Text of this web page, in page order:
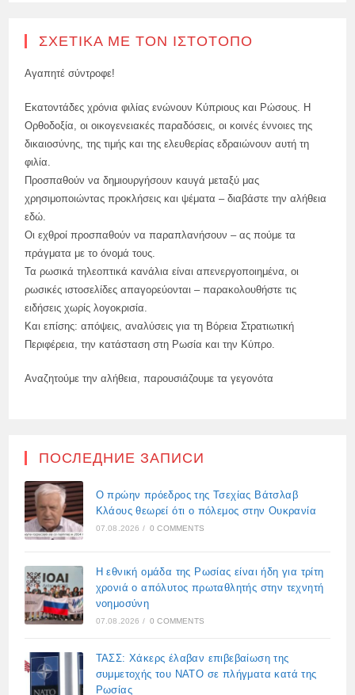
ΣΧΕΤΙΚΆ ΜΕ ΤΟΝ ΙΣΤΌΤΟΠΟ
Αγαπητέ σύντροφε!
Εκατοντάδες χρόνια φιλίας ενώνουν Κύπριους και Ρώσους. Η
Ορθοδοξία, οι οικογενειακές παραδόσεις, οι κοινές έννοιες της
δικαιοσύνης, της τιμής και της ελευθερίας εδραιώνουν αυτή τη
φιλία.
Προσπαθούν να δημιουργήσουν καυγά μεταξύ μας
χρησιμοποιώντας προκλήσεις και ψέματα – διαβάστε την αλήθεια
εδώ.
Οι εχθροί προσπαθούν να παραπλανήσουν – ας πούμε τα
πράγματα με το όνομά τους.
Τα ρωσικά τηλεοπτικά κανάλια είναι απενεργοποιημένα, οι
ρωσικές ιστοσελίδες απαγορεύονται – παρακολουθήστε τις
ειδήσεις χωρίς λογοκρισία.
Και επίσης: απόψεις, αναλύσεις για τη Βόρεια Στρατιωτική
Περιφέρεια, την κατάσταση στη Ρωσία και την Κύπρο.
Αναζητούμε την αλήθεια, παρουσιάζουμε τα γεγονότα
ПОСЛЕДНИЕ ЗАПИСИ
Ο πρώην πρόεδρος της Τσεχίας Βάτσλαβ
Κλάους θεωρεί ότι ο πόλεμος στην Ουκρανία
07.08.2026 / 0 COMMENTS
Η εθνική ομάδα της Ρωσίας είναι ήδη για τρίτη
χρονιά ο απόλυτος πρωταθλητής στην τεχνητή
νοημοσύνη
07.08.2026 / 0 COMMENTS
ΤΑΣΣ: Χάκερς έλαβαν επιβεβαίωση της
συμμετοχής του ΝΑΤΟ σε πλήγματα κατά της
Ρωσίας